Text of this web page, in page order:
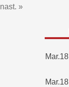
nast. »
Mar.18
Mar.18